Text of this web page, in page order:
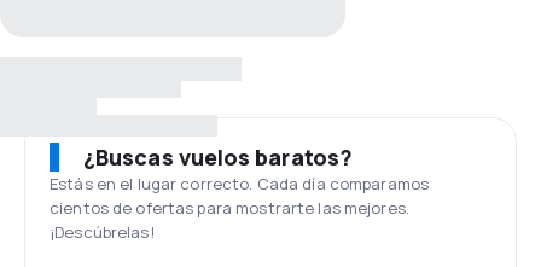
¿Buscas vuelos baratos?
Estás en el lugar correcto. Cada día comparamos
cientos de ofertas para mostrarte las mejores.
¡Descúbrelas!